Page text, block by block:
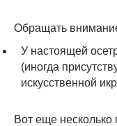
Обращать
У настоящей
(иногда
искусственной
Вот еще несколько